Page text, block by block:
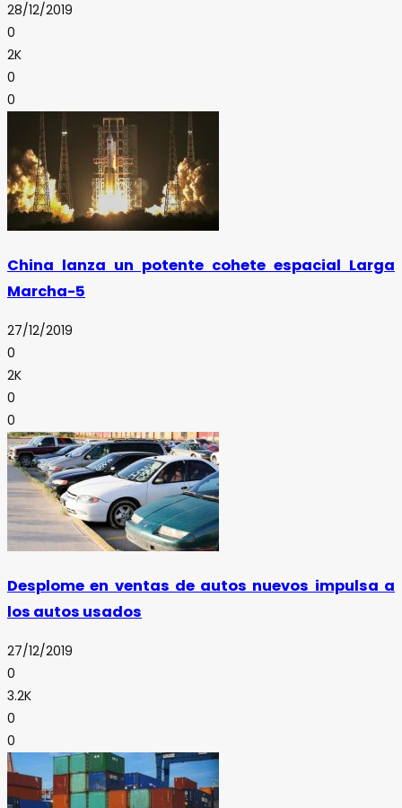
28/12/2019
0
2K
0
0
China lanza un potente cohete espacial Larga
Marcha-5
27/12/2019
0
2K
0
0
Desplome en ventas de autos nuevos impulsa a
los autos usados
27/12/2019
0
3.2K
0
0